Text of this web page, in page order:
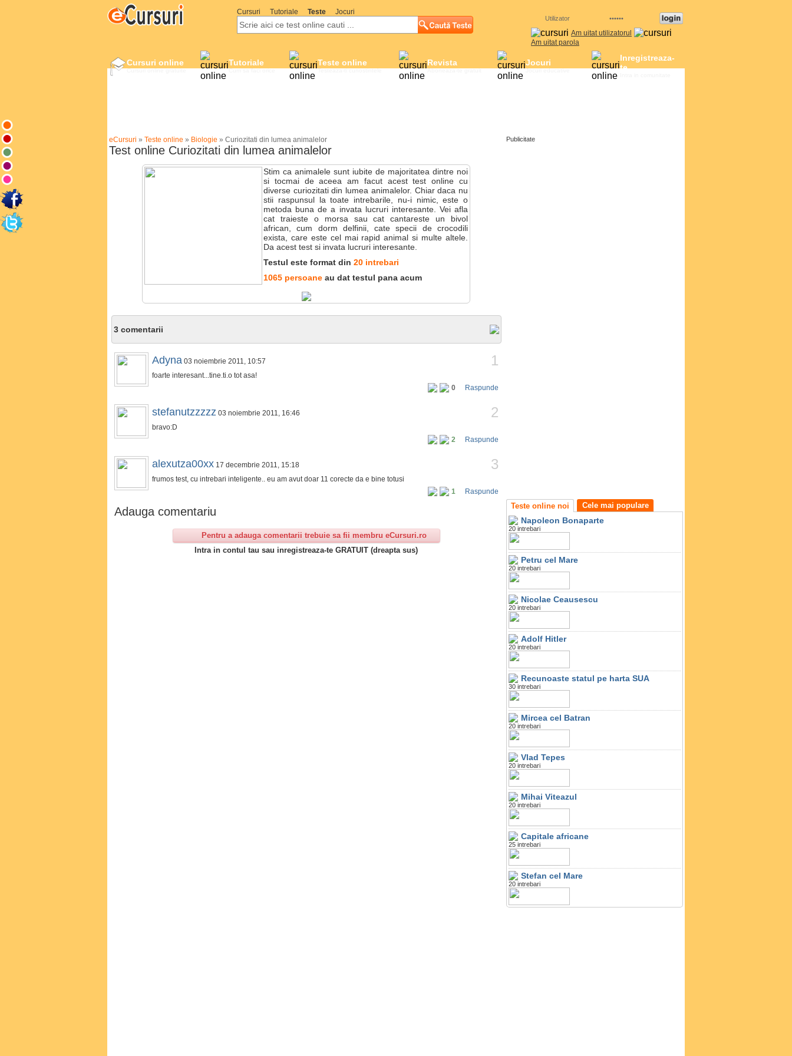
Cursuri Tutoriale Teste Jocuri
Am uitat utilizatorul
Am uitat parola
Cursuri online
Cursuri online gratuite
Tutoriale
Cum sa faci orice
Teste online
Testeaza-ti cunostintele
Revista
Aboneaza-te gratuit
Jocuri
Jocuri educative
Inregistreaza-
te
eCursuri » Teste online » Biologie » Curiozitati din lumea animalelor
Test online Curiozitati din lumea animalelor
Stim ca animalele sunt iubite de majoritatea dintre noi
si tocmai de aceea am facut acest test online cu
diverse curiozitati din lumea animalelor. Chiar daca nu
stii raspunsul la toate intrebarile, nu-i nimic, este o
metoda buna de a invata lucruri interesante. Vei afla
cat traieste o morsa sau cat cantareste un bivol
african, cum dorm delfinii, cate specii de crocodili
exista, care este cel mai rapid animal si multe altele.
Da acest test si invata lucruri interesante.
Testul este format din 20 intrebari
1065 persoane au dat testul pana acum
3 comentarii
Adyna03 noiembrie 2011, 10:57 1
foarte interesant...tine.ti.o tot asa!
0
Raspunde
stefanutzzzzz 03 noiembrie 2011, 16:46 2
bravo:D
2
Raspunde
alexutza00xx17 decembrie 2011, 15:18 3
frumos test, cu intrebari inteligente.. eu am avut doar 11 corecte da e bine totusi
1
Raspunde
Adauga comentariu
Pentru a adauga comentarii trebuie sa fii membru eCursuri.ro
Intra in contul tau sau inregistreaza-te GRATUIT (dreapta sus)
Publicitate
Teste online noi Cele mai populare
Napoleon Bonaparte
20 intrebari
Petru cel Mare
20 intrebari
Nicolae Ceausescu
20 intrebari
Adolf Hitler
20 intrebari
Recunoaste statul pe harta SUA
30 intrebari
Mircea cel Batran
20 intrebari
Vlad Tepes
20 intrebari
Mihai Viteazul
20 intrebari
Capitale africane
25 intrebari
Stefan cel Mare
20 intrebari